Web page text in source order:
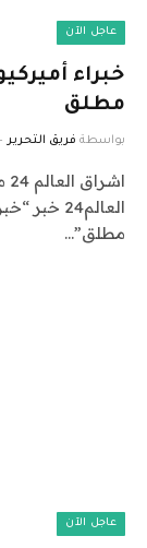
عاجل الآن
خبراء
مطلق
بواسطة فريق التحرير
مطلق”…
عاجل الآن